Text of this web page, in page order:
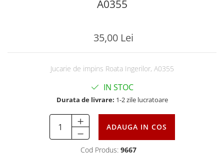
A0355
35,00 Lei
Jucarie de impins Roata Ingerilor, A0355
IN STOC
Durata de livrare: 1-2 zile lucratoare
ADAUGA IN COS
Cod Produs: 9667